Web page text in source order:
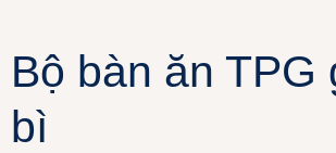
Bộ bàn ăn TPG
bì